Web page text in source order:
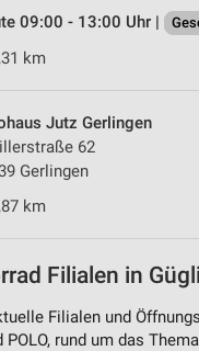
09:00 - 13:00 Uhr |
km
Jutz Gerlingen
62
Gerlingen
km
Filialen in
Filialen und
rund um das